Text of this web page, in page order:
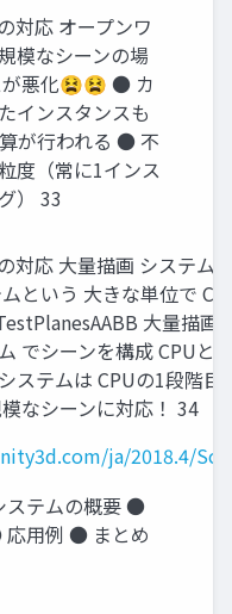
対応 オープンワ
模なシーンの場
が悪化😫😫 ● カ
インスタンスも
が行われる ● 不
度（常に1インス
） 33
対応 大量描画 システム
という 大きな単位で
大量描画
でシーンを構成 CPU
ステムは CPUの1段階
なシーンに対応！ 34
ja/2018.4/
ステムの概要 ●
用例 ● まとめ